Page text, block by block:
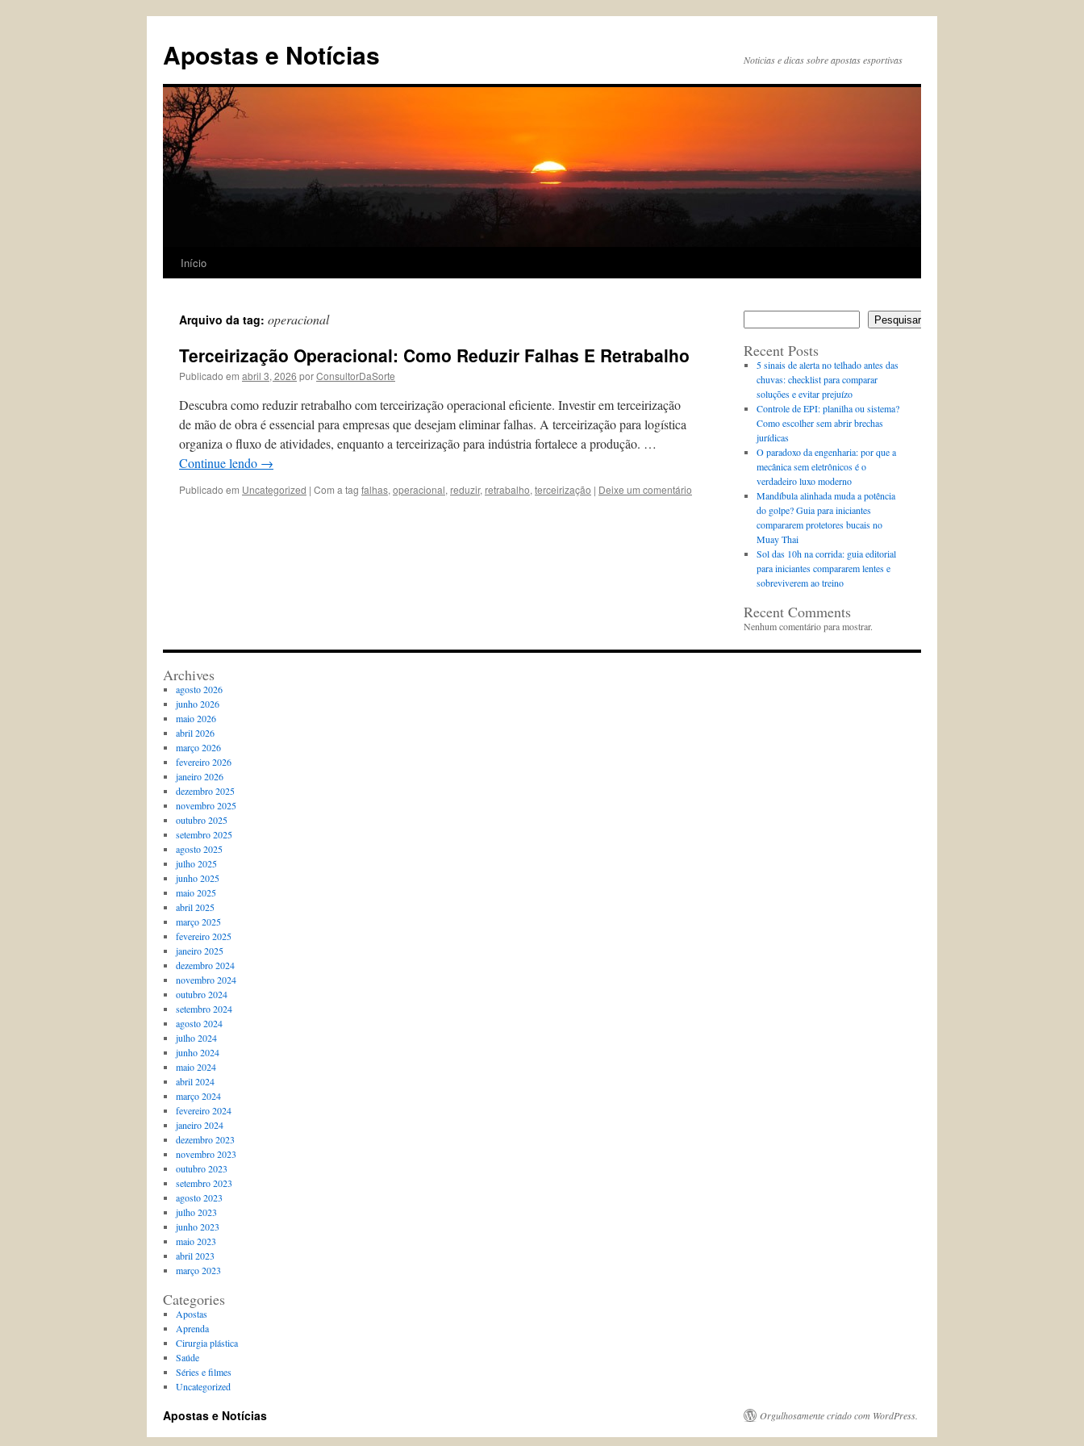
conteúdo
Apostas e Notícias Noticias e dicas sobre apostas esportivas
Início
Arquivo da tag: operacional
Terceirização Operacional: Como Reduzir Falhas E Retrabalho
Publicado em abril 3, 2026 porConsultorDaSorte
Descubra como reduzir retrabalho com terceirização operacional eficiente. Investir em terceirização
de mão de obra é essencial para empresas que desejam eliminar falhas. A terceirização para logística
organiza o fluxo de atividades, enquanto a terceirização para indústria fortalece a produção. …
Continue lendo →
Publicado em Uncategorized | Com a tag falhas, operacional, reduzir, retrabalho, terceirização | Deixe um comentário
Pesquisar
Recent Posts
5 sinais de alerta no telhado antes das
chuvas: checklist para comparar
soluções e evitar prejuízo
Controle de EPI: planilha ou sistema?
Como escolher sem abrir brechas
jurídicas
O paradoxo da engenharia: por que a
mecânica sem eletrônicos é o
verdadeiro luxo moderno
Mandíbula alinhada muda a potência
do golpe? Guia para iniciantes
compararem protetores bucais no
Muay Thai
Sol das 10h na corrida: guia editorial
para iniciantes compararem lentes e
sobreviverem ao treino
Recent Comments
Nenhum comentário para mostrar.
Archives
agosto 2026
junho 2026
maio 2026
abril 2026
março 2026
fevereiro 2026
janeiro 2026
dezembro 2025
novembro 2025
outubro 2025
setembro 2025
agosto 2025
julho 2025
junho 2025
maio 2025
abril 2025
março 2025
fevereiro 2025
janeiro 2025
dezembro 2024
novembro 2024
outubro 2024
setembro 2024
agosto 2024
julho 2024
junho 2024
maio 2024
abril 2024
março 2024
fevereiro 2024
janeiro 2024
dezembro 2023
novembro 2023
outubro 2023
setembro 2023
agosto 2023
julho 2023
junho 2023
maio 2023
abril 2023
março 2023
Categories
Apostas
Aprenda
Cirurgia plástica
Saúde
Séries e filmes
Uncategorized
Apostas e Notícias Orgulhosamente criado com WordPress.